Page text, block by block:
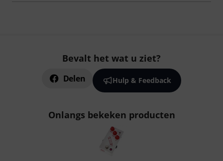
Bevalt het wat u ziet?
Delen Hulp & Feedback
Onlangs bekeken producten